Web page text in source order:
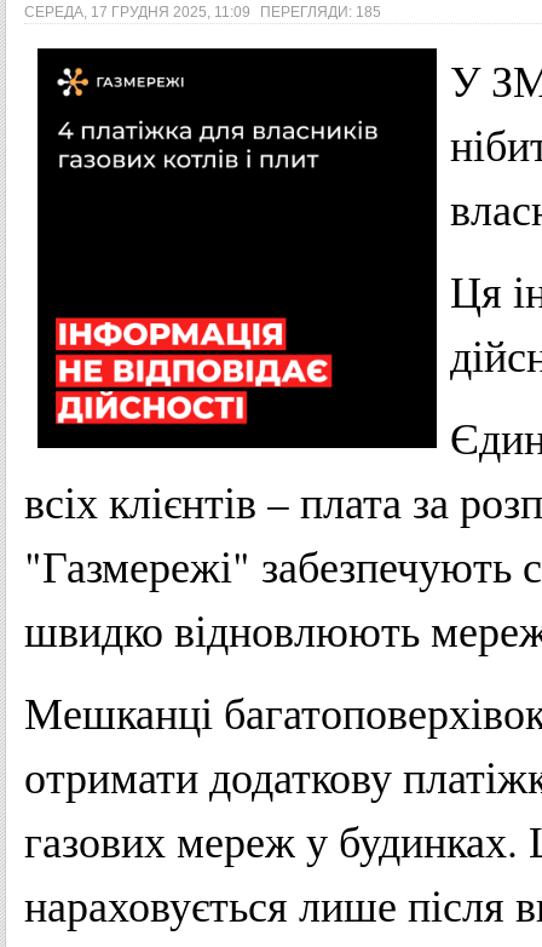
СЕРЕДА, 17 ГРУДНЯ 2025, 11:09 ПЕРЕГЛЯДИ: 185
У
Ця
всіх клієнтів – плата за
"Газмережі" забезпечують
швидко відновлюють
Мешканці
отримати додаткову
газових мереж у будинках.
нараховується лише після